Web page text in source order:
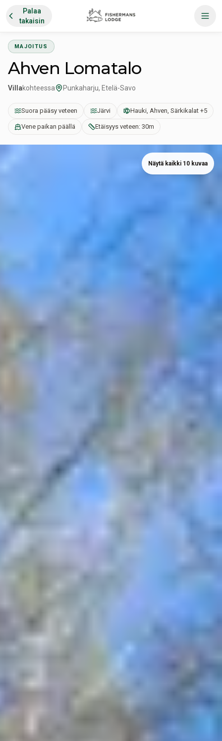
Palaa
takaisin
MAJOITUS
Ahven Lomatalo
Villakohteessa Punkaharju, Etelä-Savo
Suora pääsy veteen Järvi Hauki, Ahven, Särkikalat +5
Vene paikan päällä Etäisyys veteen: 30m
Näytä kaikki 10 kuvaa